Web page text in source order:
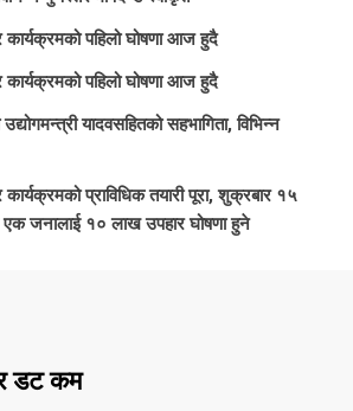
कार्यक्रमको पहिलो घोषणा आज हुदै
कार्यक्रमको पहिलो घोषणा आज हुदै
यादवसहितको सहभागिता, विभिन्न
कार्यक्रमको प्राविधिक तयारी पूरा, शुक्रबार १५
जनालाई १० लाख उपहार घोषणा हुने
डट कम